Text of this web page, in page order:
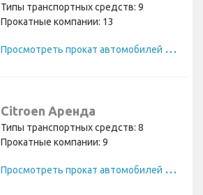
Типы транспортных средств: 9
Прокатные компании: 13
П
росмотреть прокат автомобилей Opel
Citroen Аренда
Типы транспортных средств: 8
Прокатные компании: 9
П
росмотреть прокат автомобилей Citroen